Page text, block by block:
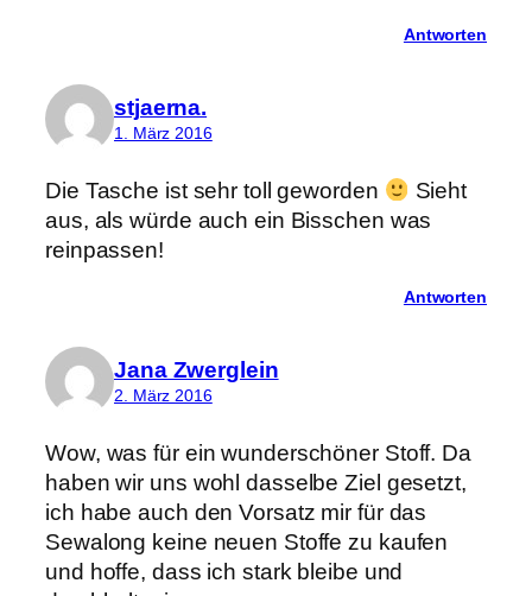
Antworten
stjaerna.
1. März 2016
Die Tasche ist sehr toll geworden
Sieht
aus, als würde auch ein Bisschen was
reinpassen!
Antworten
Jana Zwerglein
2. März 2016
Wow, was für ein wunderschöner Stoff. Da
haben wir uns wohl dasselbe Ziel gesetzt,
ich habe auch den Vorsatz mir für das
Sewalong keine neuen Stoffe zu kaufen
und hoffe, dass ich stark bleibe und